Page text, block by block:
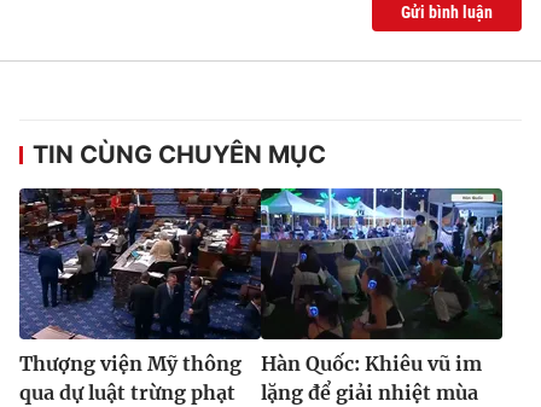
Gửi bình luận
TIN CÙNG CHUYÊN MỤC
Thượng viện Mỹ thông
qua dự luật trừng phạt
Hàn Quốc: Khiêu vũ im
lặng để giải nhiệt mùa